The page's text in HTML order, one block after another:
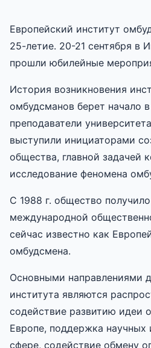
Европейский институт
25-летие. 20-21 сентября в
прошли юбилейные
История возникновения
омбудсманов берет начало в
преподаватели
выступили инициаторами
общества, главной задачей
исследование феномена
С 1988 г. общество получило
международной
сейчас известно как
омбудсмена.
Основными направлениями
института являются
содействие развитию идеи
Европе, поддержка научных
сфере, содействие обмену